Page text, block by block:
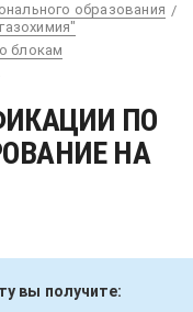
образования
блокам
ПО
НА
вы получите: